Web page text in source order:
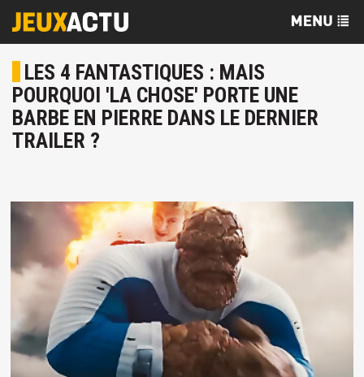
LES 4 FANTASTIQUES : MAIS
POURQUOI 'LA CHOSE' PORTE UNE
BARBE EN PIERRE DANS LE DERNIER
TRAILER ?